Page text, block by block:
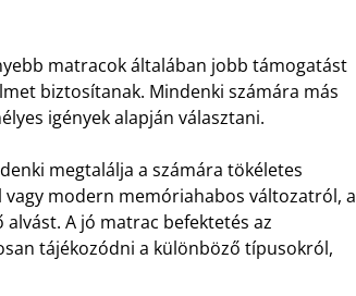
matracok általában jobb támogatást
biztosítanak. Mindenki számára más
igények alapján választani.
megtalálja a számára tökéletes
modern memóriahabos változatról, a
A jó matrac befektetés az
tájékozódni a különböző típusokról,